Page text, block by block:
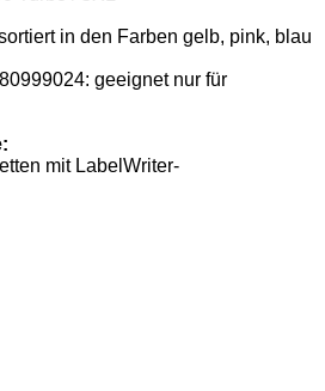
in den Farben gelb, pink, blau
geeignet nur für
mit LabelWriter-